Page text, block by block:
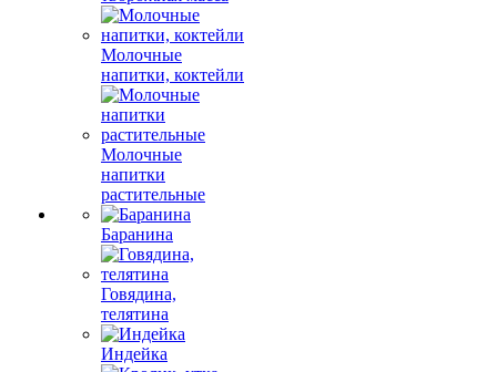
Молочные
напитки, коктейли
Молочные
напитки
растительные
Баранина
Говядина,
телятина
Индейка